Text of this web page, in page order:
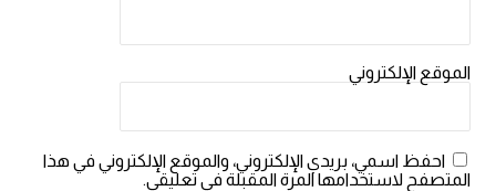
الموقع الإلكتروني
احفظ اسمي، بريدي الإلكتروني، والموقع الإلكتروني في هذا
المتصفح لاستخدامها المرة المقبلة في تعليقي.